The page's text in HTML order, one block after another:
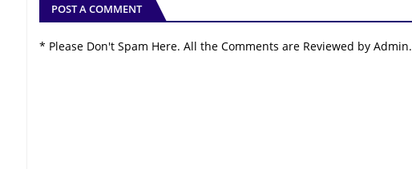
POST A COMMENT
* Please Don't Spam Here. All the Comments are Reviewed by Admin.